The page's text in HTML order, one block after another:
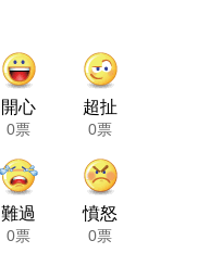
開心
0票
超扯
0票
難過
0票
憤怒
0票